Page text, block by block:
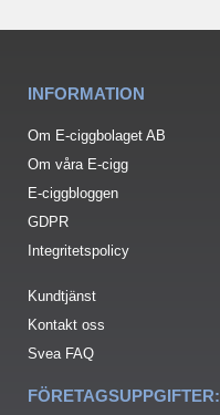
INFORMATION
Om E-ciggbolaget AB
Om våra E-cigg
E-ciggbloggen
GDPR
Integritetspolicy
Kundtjänst
Kontakt oss
Svea FAQ
FÖRETAGSUPPGIFTER: